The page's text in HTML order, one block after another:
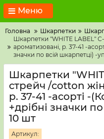
Меню
Головна Шкарпетки
Шкарпетки "WHITE LABEL"
ароматизовані, р. 37-41 -
значки по всій шкарпетці) -
Шкарпетки
стрейч /cotton
р. 37-41 -асорті -
+дрібні значки
10 шт
Артикул: